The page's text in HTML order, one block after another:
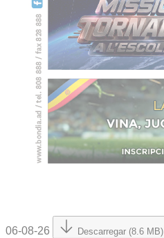
06-08-26 Descarregar (8.6 MB)